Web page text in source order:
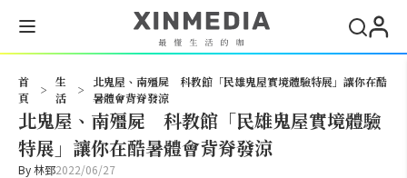
首
頁
>
生
活
>
北鬼屋、南殭屍 科教館「民雄鬼屋實境體驗特展」讓你在酷
暑體會背脊發涼
北鬼屋、南殭屍 科教館「民雄鬼屋實境體驗
特展」讓你在酷暑體會背脊發涼
By林郅2022/06/27